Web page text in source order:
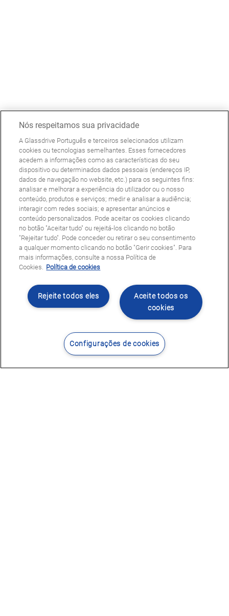
Contacte-nos Encontrar Centro
Nós respeitamos sua privacidade
A Glassdrive Português e terceiros selecionados utilizam
cookies ou tecnologias semelhantes. Esses fornecedores
acedem a informações como as características do seu
dispositivo ou determinados dados pessoais (endereços IP,
dados de navegação no website, etc.) para os seguintes fins:
analisar e melhorar a experiência do utilizador ou o nosso
conteúdo, produtos e serviços; medir e analisar a audiência;
interagir com redes sociais; e apresentar anúncios e
conteúdo personalizados. Pode aceitar os cookies clicando
no botão "Aceitar tudo" ou rejeitá-los clicando no botão
"Rejeitar tudo". Pode conceder ou retirar o seu consentimento
a qualquer momento clicando no botão "Gerir cookies". Para
mais informações, consulte a nossa Política de
Cookies. Política de cookies
Aceite todos os
cookies
Rejeite todos eles
Configurações de cookies